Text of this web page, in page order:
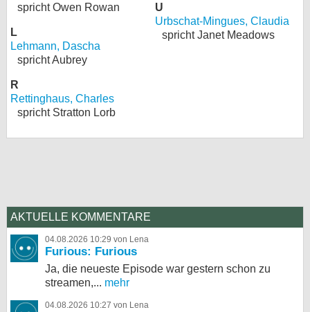
spricht Owen Rowan
L
Lehmann, Dascha
spricht Aubrey
R
Rettinghaus, Charles
spricht Stratton Lorb
U
Urbschat-Mingues, Claudia
spricht Janet Meadows
AKTUELLE KOMMENTARE
04.08.2026 10:29 von Lena
Furious: Furious
Ja, die neueste Episode war gestern schon zu
streamen,... mehr
04.08.2026 10:27 von Lena
Cookie-Einstellungen
Impressum